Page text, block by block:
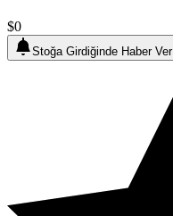
$0
Stoğa Girdiğinde Haber Ver